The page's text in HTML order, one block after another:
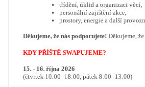
třídění, úklid a organizaci věcí,
personální zajištění akce,
prostory, energie a další
Děkujeme, že nás podporujete! Děkujeme,
KDY PŘÍŠTĚ SWAPUJEME?
15. - 16. října 2026
(čtvrtek 10:00–18:00, pátek 8:00–13:00)